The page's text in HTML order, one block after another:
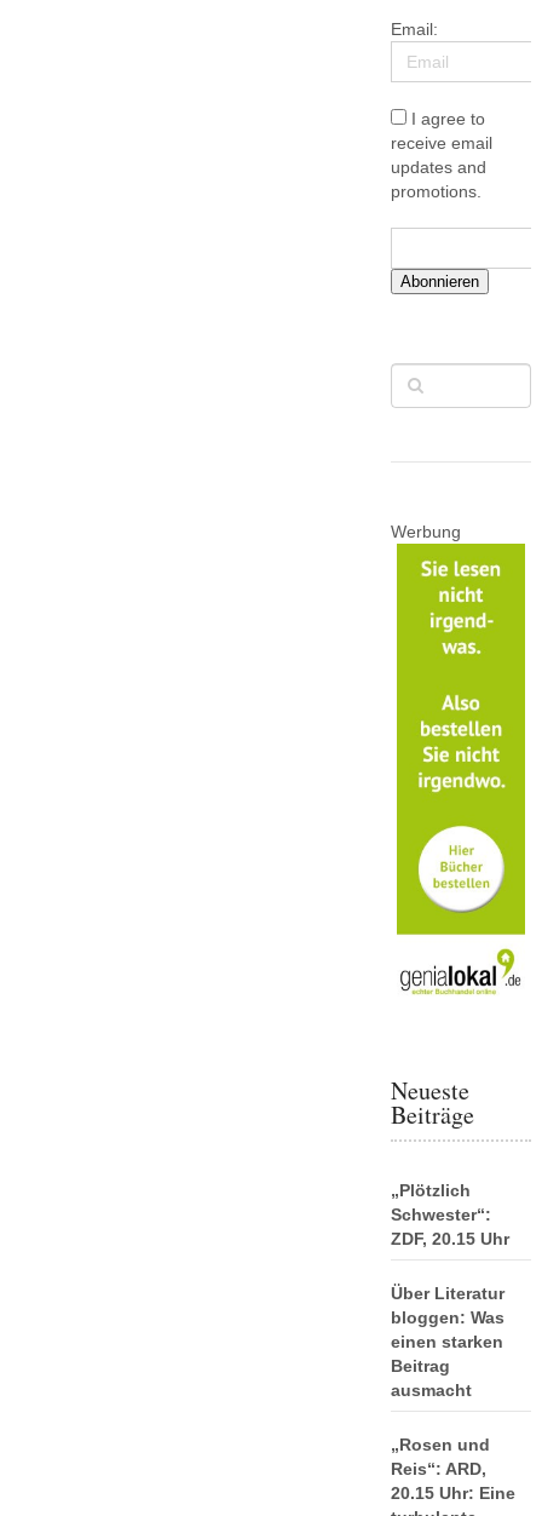
Email:
I agree to
receive email
updates and
promotions.
Abonnieren
Werbung
Neueste
Beiträge
„Plötzlich
Schwester“:
ZDF, 20.15 Uhr
Über Literatur
bloggen: Was
einen starken
Beitrag
ausmacht
„Rosen und
Reis“: ARD,
20.15 Uhr: Eine